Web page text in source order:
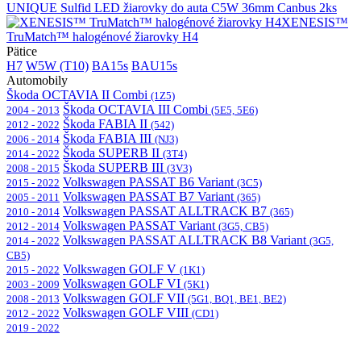
UNIQUE Sulfid LED žiarovky do auta C5W 36mm Canbus 2ks
XENESIS™
TruMatch™ halogénové žiarovky H4
Pätice
H7 W5W (T10) BA15s BAU15s
Automobily
Škoda OCTAVIA II Combi (1Z5)
2004 - 2013 Škoda OCTAVIA III Combi (5E5, 5E6)
2012 - 2022 Škoda FABIA II (542)
2006 - 2014 Škoda FABIA III (NJ3)
2014 - 2022 Škoda SUPERB II (3T4)
2008 - 2015 Škoda SUPERB III (3V3)
2015 - 2022 Volkswagen PASSAT B6 Variant (3C5)
2005 - 2011 Volkswagen PASSAT B7 Variant (365)
2010 - 2014 Volkswagen PASSAT ALLTRACK B7 (365)
2012 - 2014 Volkswagen PASSAT Variant (3G5, CB5)
2014 - 2022 Volkswagen PASSAT ALLTRACK B8 Variant (3G5,
CB5)
2015 - 2022 Volkswagen GOLF V (1K1)
2003 - 2009 Volkswagen GOLF VI (5K1)
2008 - 2013 Volkswagen GOLF VII (5G1, BQ1, BE1, BE2)
2012 - 2022 Volkswagen GOLF VIII (CD1)
2019 - 2022